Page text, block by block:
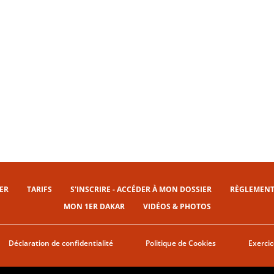
TARIFS S'INSCRIRE - ACCÉDER À MON DOSSIER
MON 1ER DAKAR
VIDÉOS & PHOTOS
Déclaration de confidentialité Politique de Cookies